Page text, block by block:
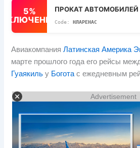
5%
ПРОКАТ АВТОМОБИЛЕЙ
НЛАРЕНАС
АвиакомпанияЛатинская Америка
марте прошлого года его рейсы
Гуаякиль у Богота с ежедневным
Advertisement